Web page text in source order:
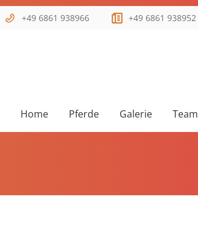
+49 6861 938966 +49 6861 938952
Home Pferde Galerie Team